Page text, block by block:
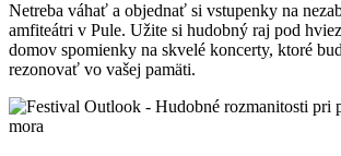
Netreba váhať a objednať si vstupenky na
amfiteátri v Pule. Užite si hudobný raj pod
domov spomienky na skvelé koncerty, ktoré
rezonovať vo vašej pamäti.